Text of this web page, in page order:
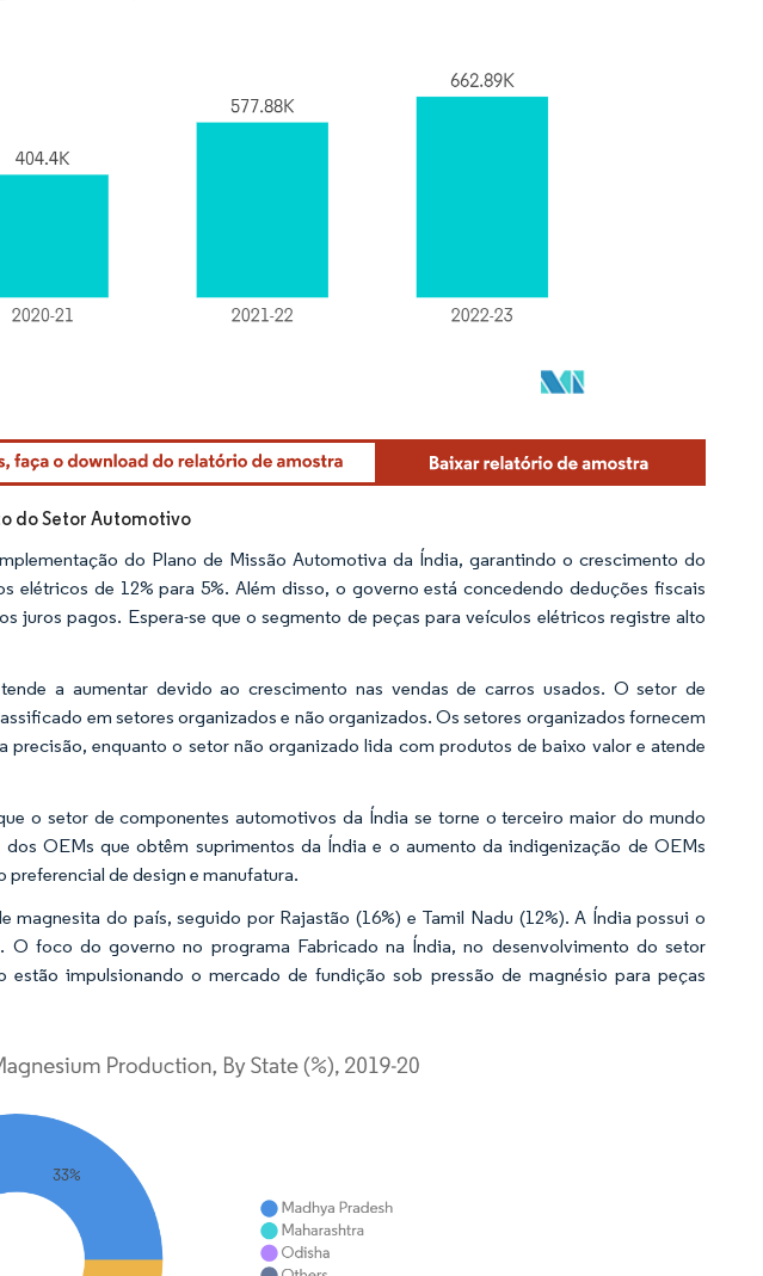
CC BY 4.0.
do Setor Automotivo
do Plano de Missão Automotiva da Índia, garantindo o crescimento do
elétricos de 12% para 5%. Além disso, o governo está concedendo deduções fiscais
juros pagos. Espera-se que o segmento de peças para veículos elétricos registre alto
a aumentar devido ao crescimento nas vendas de carros usados. O setor de
em setores organizados e não organizados. Os setores organizados fornecem
precisão, enquanto o setor não organizado lida com produtos de baixo valor e atende
o setor de componentes automotivos da Índia se torne o terceiro maior do mundo
OEMs que obtêm suprimentos da Índia e o aumento da indigenização de OEMs
de design e manufatura.
magnesita do país, seguido por Rajastão (16%) e Tamil Nadu (12%). A Índia possui o
foco do governo no programa Fabricado na Índia, no desenvolvimento do setor
impulsionando o mercado de fundição sob pressão de magnésio para peças